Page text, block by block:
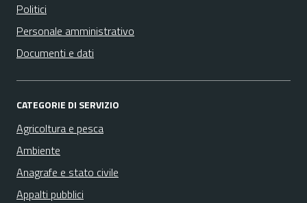
Politici
Personale amministrativo
Documenti e dati
CATEGORIE DI SERVIZIO
Agricoltura e pesca
Ambiente
Anagrafe e stato civile
Appalti pubblici